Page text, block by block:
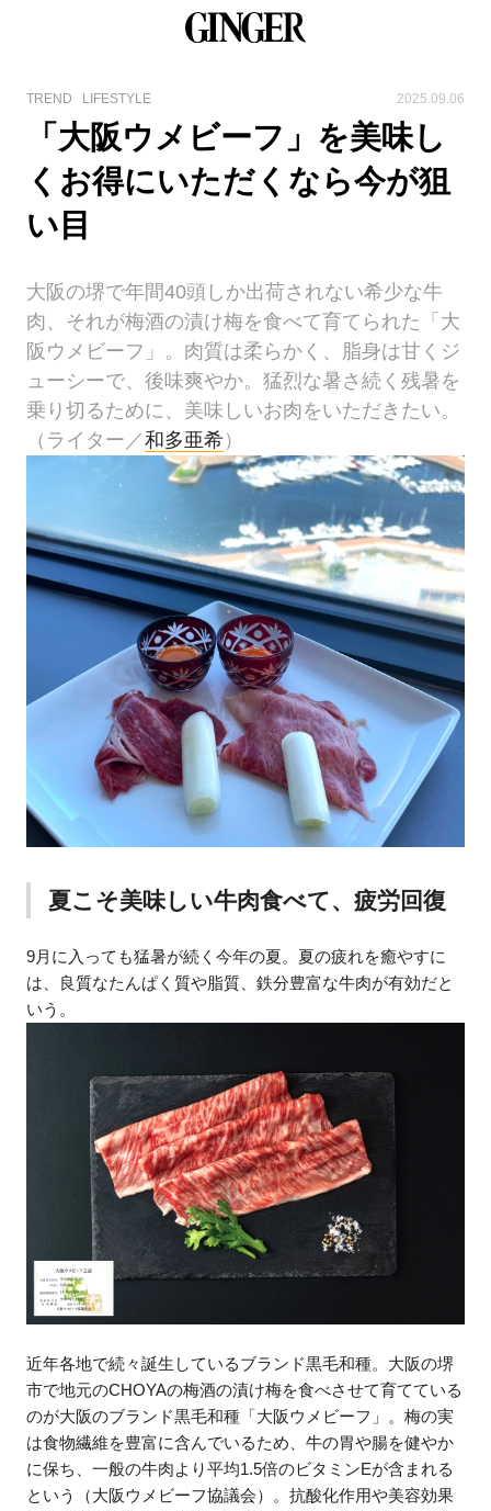
TREND LIFESTYLE 2025.09.06
「大阪ウメビーフ」を美味し
くお得にいただくなら今が狙
い目
大阪の堺で年間40頭しか出荷されない希少な牛
肉、それが梅酒の漬け梅を食べて育てられた「大
阪ウメビーフ」。肉質は柔らかく、脂身は甘くジ
ューシーで、後味爽やか。猛烈な暑さ続く残暑を
乗り切るために、美味しいお肉をいただきたい。
（ライター／和多亜希）
夏こそ美味しい牛肉食べて、疲労回復
9月に入っても猛暑が続く今年の夏。夏の疲れを癒やすに
は、良質なたんぱく質や脂質、鉄分豊富な牛肉が有効だと
いう。
近年各地で続々誕生しているブランド黒毛和種。大阪の堺
市で地元のCHOYAの梅酒の漬け梅を食べさせて育てている
のが大阪のブランド黒毛和種「大阪ウメビーフ」。梅の実
は食物繊維を豊富に含んでいるため、牛の胃や腸を健やか
に保ち、一般の牛肉より平均1.5倍のビタミンEが含まれる
という（大阪ウメビーフ協議会）。抗酸化作用や美容効果